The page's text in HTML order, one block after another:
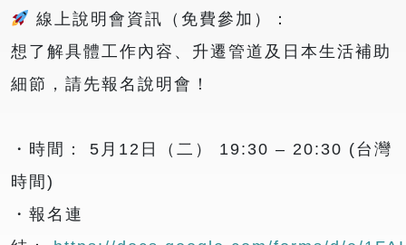
線上說明會資訊（免費參加）：
想了解具體工作內容、升遷管道及日本生活補助
細節，請先報名說明會！
・時間： 5月12日（二） 19:30 – 20:30 (台灣
時間)
・報名連